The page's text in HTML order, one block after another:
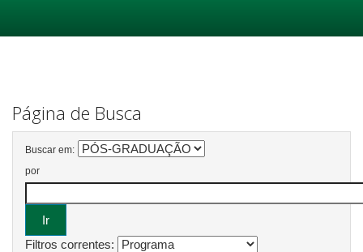
Página de Busca
Buscar em:
por
Filtros correntes: